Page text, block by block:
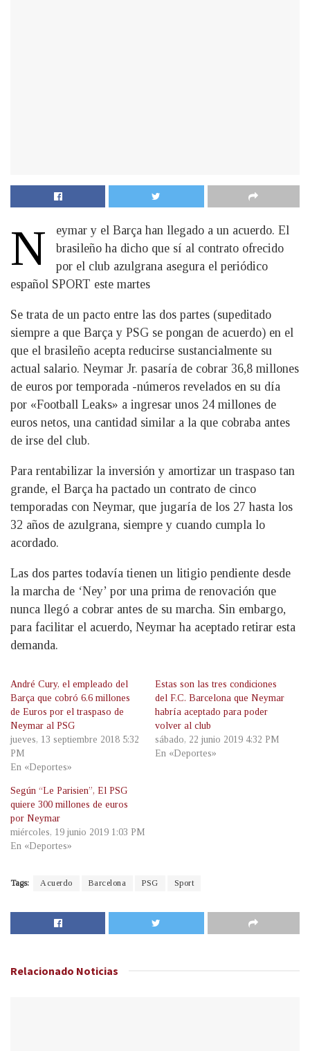
N
eymar y el Barça han llegado a un acuerdo. El
brasileño ha dicho que sí al contrato ofrecido
por el club azulgrana asegura el periódico
español SPORT este martes
Se trata de un pacto entre las dos partes (supeditado
siempre a que Barça y PSG se pongan de acuerdo) en el
que el brasileño acepta reducirse sustancialmente su
actual salario. Neymar Jr. pasaría de cobrar 36,8 millones
de euros por temporada -números revelados en su día
por «Football Leaks» a ingresar unos 24 millones de
euros netos, una cantidad similar a la que cobraba antes
de irse del club.
Para rentabilizar la inversión y amortizar un traspaso tan
grande, el Barça ha pactado un contrato de cinco
temporadas con Neymar, que jugaría de los 27 hasta los
32 años de azulgrana, siempre y cuando cumpla lo
acordado.
Las dos partes todavía tienen un litigio pendiente desde
la marcha de ‘Ney’ por una prima de renovación que
nunca llegó a cobrar antes de su marcha. Sin embargo,
para facilitar el acuerdo, Neymar ha aceptado retirar esta
demanda.
André Cury, el empleado del
Barça que cobró 6.6 millones
de Euros por el traspaso de
Neymar al PSG
jueves, 13 septiembre 2018 5:32
PM
En «Deportes»
Estas son las tres condiciones
del F.C. Barcelona que Neymar
habría aceptado para poder
volver al club
sábado, 22 junio 2019 4:32 PM
En «Deportes»
Según “Le Parisien”, El PSG
quiere 300 millones de euros
por Neymar
miércoles, 19 junio 2019 1:03 PM
En «Deportes»
Tags: Acuerdo Barcelona PSG Sport
Relacionado Noticias